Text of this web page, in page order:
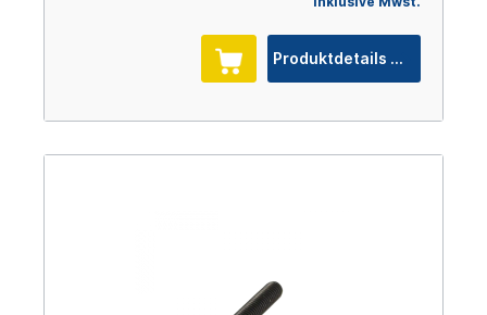
Produktdetails